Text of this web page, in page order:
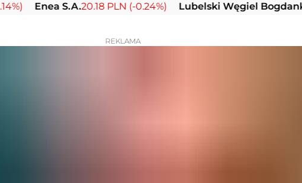
Enea S.A.20.18 PLN (-0.24%) Lubelski Węgiel Bogdanka S.A.
REKLAMA